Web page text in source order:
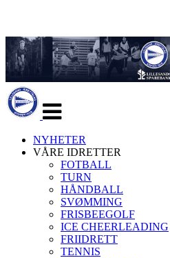
navigasjon
NYHETER
VÅRE IDRETTER
FOTBALL
TURN
HÅNDBALL
SVØMMING
FRISBEEGOLF
ICE CHEERLEADING
FRIIDRETT
TENNIS